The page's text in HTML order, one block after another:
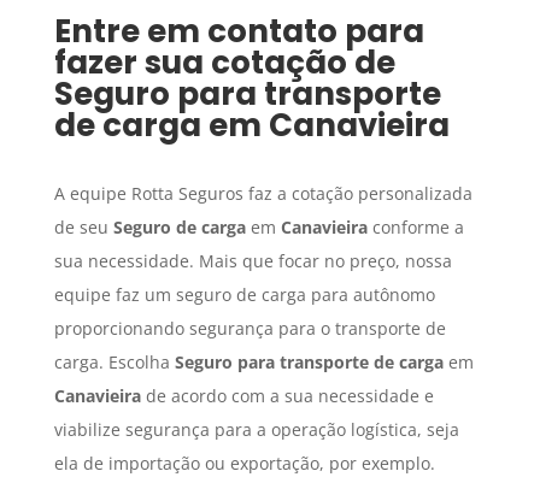
Entre em contato para
fazer sua cotação de
Seguro para transporte
de carga em Canavieira
A equipe Rotta Seguros faz a cotação personalizada
de seu Seguro de cargaem Canavieiraconforme a
sua necessidade. Mais que focar no preço, nossa
equipe faz um seguro de carga para autônomo
proporcionando segurança para o transporte de
carga. Escolha Seguro para transporte de cargaem
Canavieirade acordo com a sua necessidade e
viabilize segurança para a operação logística, seja
ela de importação ou exportação, por exemplo.